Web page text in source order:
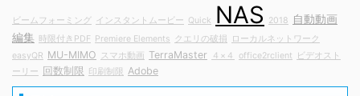
ビームフォーミング インスタントムービー Quick NAS 2018
自動動画
編集 時限付きPDF Premiere Elements クエリの破損
ローカルネットワーク
easyQR MU-MIMO スマホ動画 TerraMaster ４×４ office2rclient
ビデオスト
ーリー
回数制限 印刷制限 Adobe